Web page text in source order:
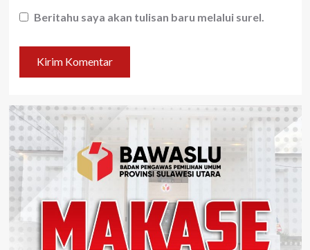
Beritahu saya akan tulisan baru melalui surel.